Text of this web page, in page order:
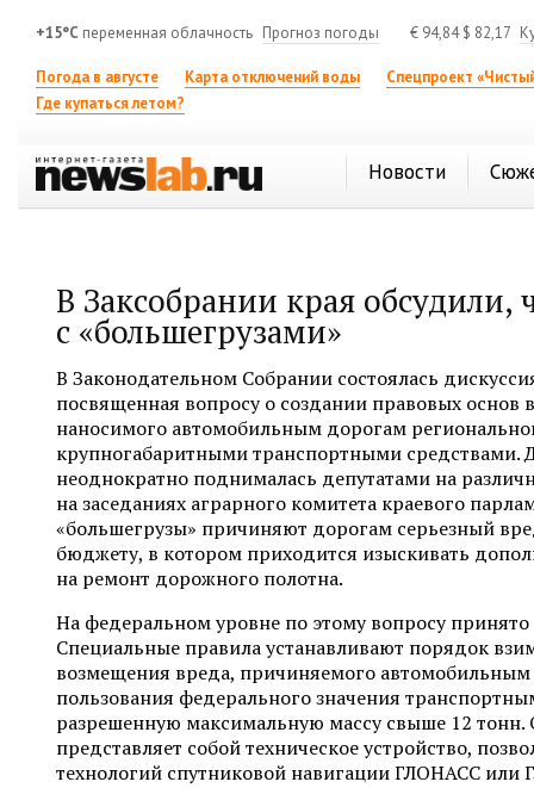
+15°C переменная облачность Прогноз погоды € 94,84$ 82,17
Погода в августе Карта отключений воды
Спецпроект
Где купаться летом?
Новости
В Заксобрании края обсудили,
с «большегрузами»
В Законодательном Собрании состоялась
посвященная вопросу о создании правовых основ
наносимого автомобильным дорогам
крупногабаритными транспортными средствами.
неоднократно поднималась депутатами на
на заседаниях аграрного комитета краевого
«большегрузы» причиняют дорогам серьезный
бюджету, в котором приходится изыскивать
на ремонт дорожного полотна.
На федеральном уровне по этому вопросу
Специальные правила устанавливают порядок
возмещения вреда, причиняемого
пользования федерального значения
разрешенную максимальную массу свыше 12 тонн.
представляет собой техническое устройство,
технологий спутниковой навигации ГЛОНАСС или